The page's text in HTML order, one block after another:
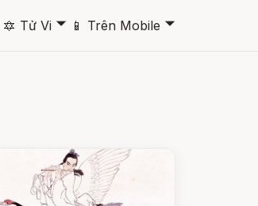
🔯 Tử Vi 🞃 📱 Trên Mobile 🞃